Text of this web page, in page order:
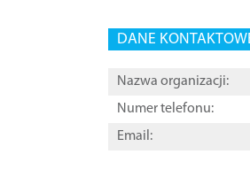
DANE
Nazwa organizacji:
Numer telefonu:
Email: